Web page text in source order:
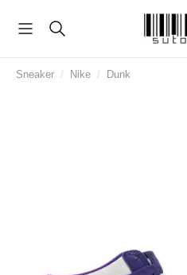
Sneaker / Nike / Dunk